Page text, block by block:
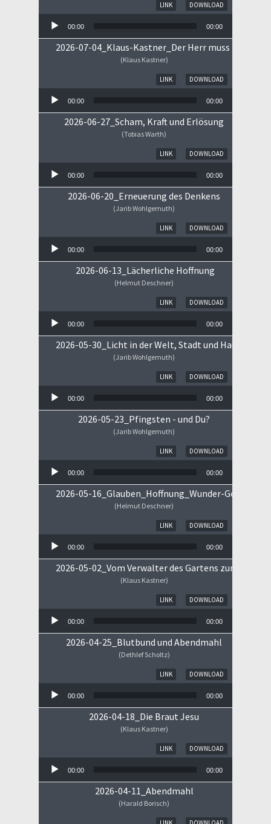
DOWNLOAD
LINK
00:00 00:00
2026-07-04_Klaus-Kastner_Der Herr muss im
(Klaus Kastner)
DOWNLOAD
LINK
00:00 00:00
2026-06-27_Scham, Kraft und Erlösung
(Tobias Warth)
DOWNLOAD
LINK
00:00 00:00
2026-06-20_Erneuerung des Denkens
(Jarib Wohlgemuth)
DOWNLOAD
LINK
00:00 00:00
2026-06-13_Lächerliche Hoffnung
(Helmut Deschner)
DOWNLOAD
LINK
00:00 00:00
2026-05-30_Licht in der Welt, Stadt und Haus
(Jarib Wohlgemuth)
DOWNLOAD
LINK
00:00 00:00
2026-05-23_Pfingsten - und Du?
(Jarib Wohlgemuth)
DOWNLOAD
LINK
00:00 00:00
2026-05-16_Glauben_Hoffnung_Wunder-
(Helmut Deschner)
DOWNLOAD
LINK
00:00 00:00
2026-05-02_Vom Verwalter des Gartens zum
(Klaus Kastner)
DOWNLOAD
LINK
00:00 00:00
2026-04-25_Blutbund und Abendmahl
(Dethlef Scholtz)
DOWNLOAD
LINK
00:00 00:00
2026-04-18_Die Braut Jesu
(Klaus Kastner)
DOWNLOAD
LINK
00:00 00:00
2026-04-11_Abendmahl
(Harald Borisch)